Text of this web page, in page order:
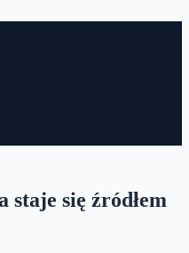
staje się źródłem